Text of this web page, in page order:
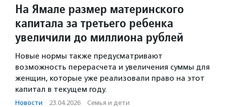
На Ямале размер материнского
капитала за третьего ребенка
увеличили до миллиона рублей
Новые нормы также предусматривают
возможность перерасчета и увеличения суммы для
женщин, которые уже реализовали право на этот
капитал в текущем году.
Новости · 23.04.2026 · Семья и дети